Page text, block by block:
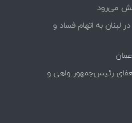
می‌رود
به اتهام فساد و
رئیس‌جمهور واهی و